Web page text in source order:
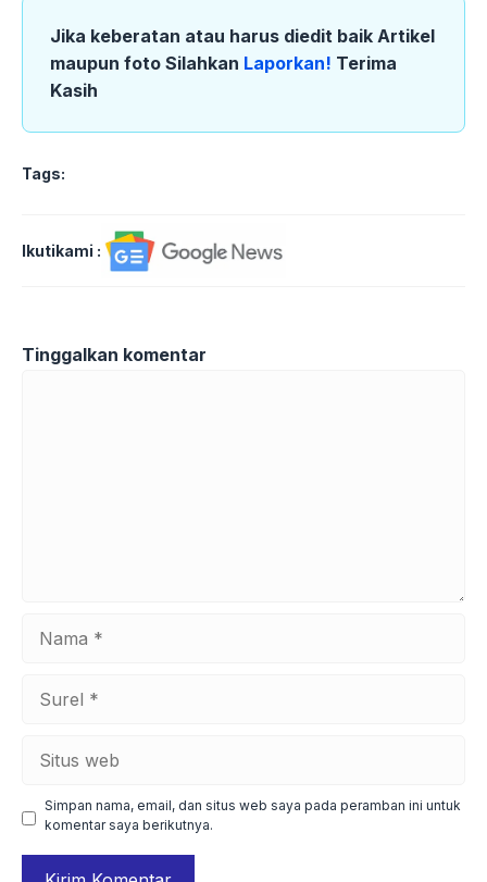
Jika keberatan atau harus diedit baik Artikel
maupun foto Silahkan Laporkan! Terima
Kasih
Tags:
Ikutikami :
Tinggalkan komentar
web
Simpan nama, email, dan situs web saya pada peramban ini untuk
komentar saya berikutnya.